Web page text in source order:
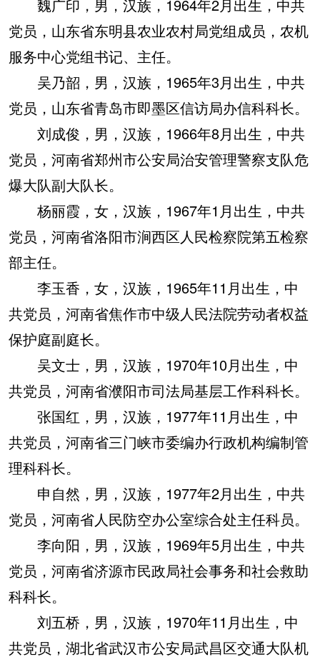
魏广印，男，汉族，1964年2月出生，中共
党员，山东省东明县农业农村局党组成员，农机
服务中心党组书记、主任。
吴乃韶，男，汉族，1965年3月出生，中共
党员，山东省青岛市即墨区信访局办信科科长。
刘成俊，男，汉族，1966年8月出生，中共
党员，河南省郑州市公安局治安管理警察支队危
爆大队副大队长。
杨丽霞，女，汉族，1967年1月出生，中共
党员，河南省洛阳市涧西区人民检察院第五检察
部主任。
李玉香，女，汉族，1965年11月出生，中
共党员，河南省焦作市中级人民法院劳动者权益
保护庭副庭长。
吴文士，男，汉族，1970年10月出生，中
共党员，河南省濮阳市司法局基层工作科科长。
张国红，男，汉族，1977年11月出生，中
共党员，河南省三门峡市委编办行政机构编制管
理科科长。
申自然，男，汉族，1977年2月出生，中共
党员，河南省人民防空办公室综合处主任科员。
李向阳，男，汉族，1969年5月出生，中共
党员，河南省济源市民政局社会事务和社会救助
科科长。
刘五桥，男，汉族，1970年11月出生，中
共党员，湖北省武汉市公安局武昌区交通大队机